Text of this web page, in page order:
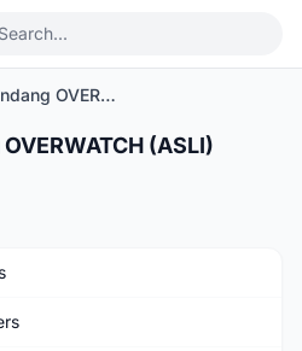
5.11 â€“ beg sandang OVERWATCH (ASLI)
(ASLI)